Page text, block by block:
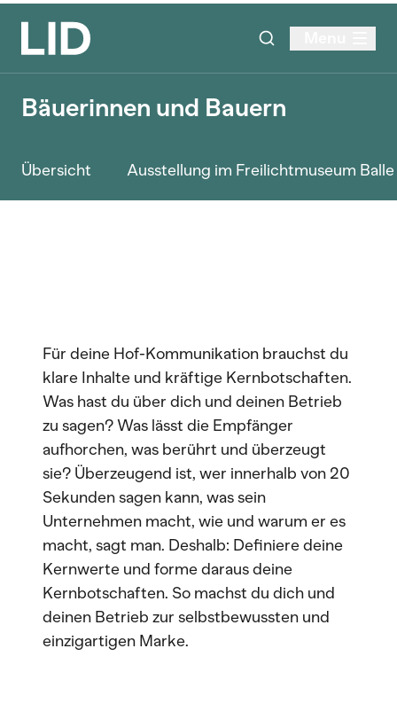
Bäuerinnen und Bauern
Übersicht Ausstellung im Freilichtmuseum
Für deine Hof-Kommunikation brauchst du
klare Inhalte und kräftige Kernbotschaften.
Was hast du über dich und deinen Betrieb
zu sagen? Was lässt die Empfänger
aufhorchen, was berührt und überzeugt
sie? Überzeugend ist, wer innerhalb von 20
Sekunden sagen kann, was sein
Unternehmen macht, wie und warum er es
macht, sagt man. Deshalb: Definiere deine
Kernwerte und forme daraus deine
Kernbotschaften. So machst du dich und
deinen Betrieb zur selbstbewussten und
einzigartigen Marke.